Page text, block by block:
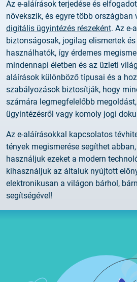
Az e-aláírások terjedése és
növekszik, és egyre több országban
digitális ügyintézés részeként. Az e-
biztonságosak, jogilag elismertek
használhatók, így érdemes
mindennapi életben és az üzleti
aláírások különböző típusai és a
szabályozások biztosítják, hogy
számára legmegfelelőbb
ügyintézésről vagy komoly jogi
Az e-aláírásokkal kapcsolatos
tények megismerése segíthet
használjuk ezeket a modern
kihasználjuk az általuk nyújtott
elektronikusan a világon bárhol,
segítségével!